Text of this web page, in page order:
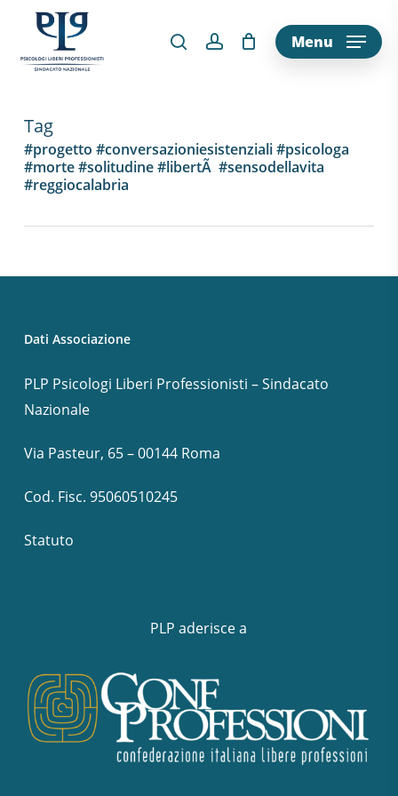
main
Menu
Tag
#progetto #conversazioniesistenziali #psicologa
#morte #solitudine #libertÃ #sensodellavita
#reggiocalabria
Dati Associazione
PLP Psicologi Liberi Professionisti – Sindacato
Nazionale
Via Pasteur, 65 – 00144 Roma
Cod. Fisc. 95060510245
Statuto
PLP aderisce a